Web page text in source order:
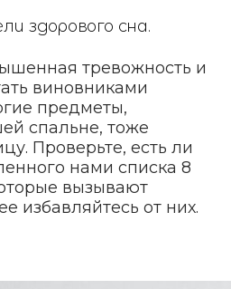
здорового сна.
тревожность и
виновниками
предметы,
спальне, тоже
Проверьте, есть ли
нами списка 8
вызывают
избавляйтесь от них.